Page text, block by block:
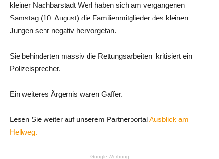
kleiner Nachbarstadt Werl haben sich am vergangenen
Samstag (10. August) die Familienmitglieder des kleinen
Jungen sehr negativ hervorgetan.
Sie behinderten massiv die Rettungsarbeiten, kritisiert ein
Polizeisprecher.
Ein weiteres Ärgernis waren Gaffer.
Lesen Sie weiter auf unserem PartnerportalAusblick am
Hellweg.
- Google Werbung -